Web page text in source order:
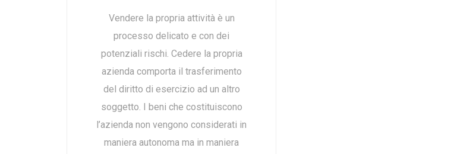
Vendere la propria attività è un
processo delicato e con dei
potenziali rischi. Cedere la propria
azienda comporta il trasferimento
del diritto di esercizio ad un altro
soggetto. I beni che costituiscono
l’azienda non vengono considerati in
maniera autonoma ma in maniera